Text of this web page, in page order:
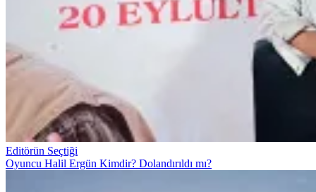
Editörün Seçtiği
Oyuncu Halil Ergün Kimdir? Dolandırıldı mı?